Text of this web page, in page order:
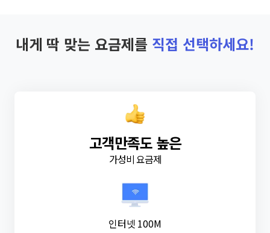
내게 딱 맞는 요금제를 직접 선택하세요!
고객만족도 높은
가성비 요금제
인터넷 100M